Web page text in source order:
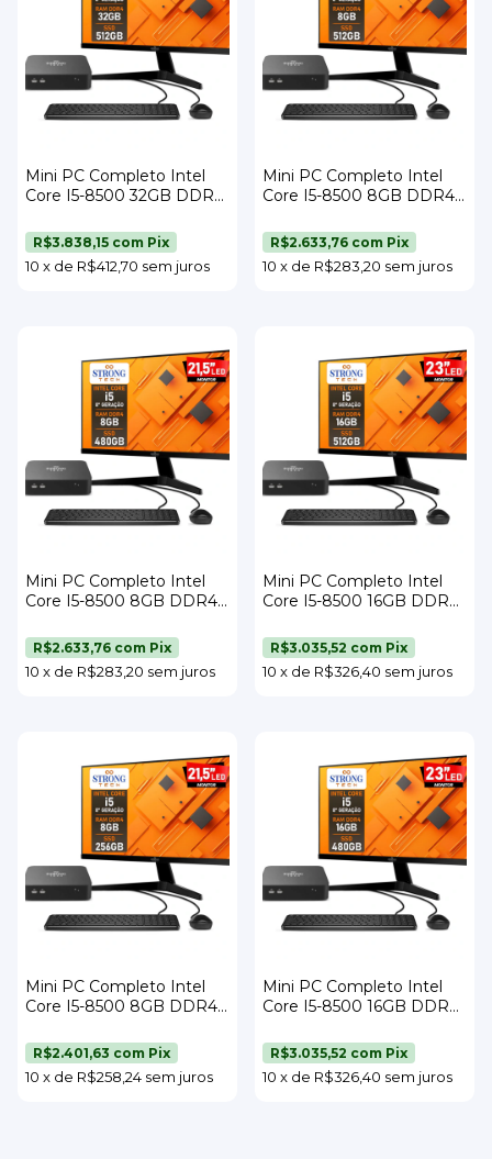
Mini PC Completo Intel
Core I5-8500 32GB DDR4
23" Teclado e Mouse
Strong Tech
10 x de R$412,70 sem juros
R$3.838,15 com Pix
Mini PC Completo Intel
Core I5-8500 8GB DDR4
21,5" Teclado e Mouse
Strong Tech
10 x de R$283,20 sem juros
R$2.633,76 com Pix
Mini PC Completo Intel
Core I5-8500 8GB DDR4
21,5" Teclado e Mouse
Strong Tech
10 x de R$283,20 sem juros
R$2.633,76 com Pix
Mini PC Completo Intel
Core I5-8500 16GB DDR4
23" Teclado e Mouse
Strong Tech
10 x de R$326,40 sem juros
R$3.035,52 com Pix
Mini PC Completo Intel
Core I5-8500 8GB DDR4
21,5" Teclado e Mouse
Strong Tech
10 x de R$258,24 sem juros
R$2.401,63 com Pix
Mini PC Completo Intel
Core I5-8500 16GB DDR4
23" Teclado e Mouse
Strong Tech
10 x de R$326,40 sem juros
R$3.035,52 com Pix